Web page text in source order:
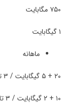
۷۵۰ مگابایت
۱ گیگابایت
ماهانه
۲۰ + ۵ گیگابایت / ۳ تا ۹ صبح
۱۰ + ۲ گیگابایت / ۳ تا ۹ صبح